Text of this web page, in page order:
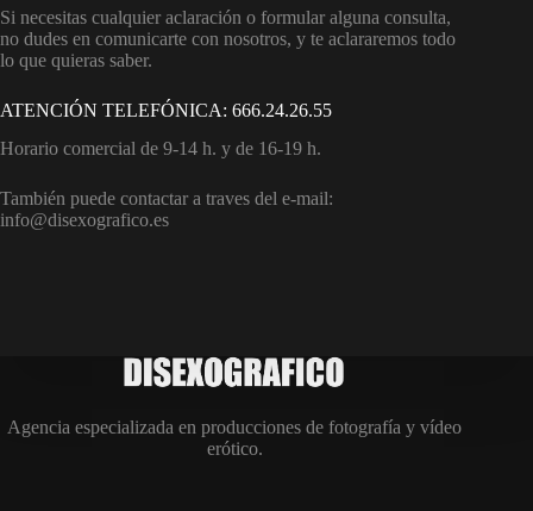
Si necesitas cualquier aclaración o formular alguna consulta,
no dudes en comunicarte con nosotros, y te aclararemos todo
lo que quieras saber.
ATENCIÓN TELEFÓNICA: 666.24.26.55
Horario comercial de 9-14 h. y de 16-19 h.
También puede contactar a traves del e-mail:
info@disexografico.es
Agencia especializada en producciones de fotografía y vídeo
erótico.